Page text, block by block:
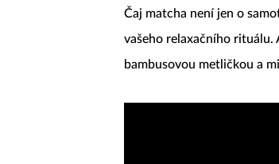
Čaj matcha není jen o
vašeho relaxačního rituálu.
bambusovou metličkou a